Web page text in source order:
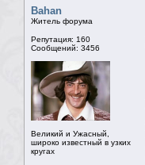
Bahan
Житель форума
Репутация: 160
Сообщений: 3456
Великий и Ужасный,
широко известный в узких
кругах